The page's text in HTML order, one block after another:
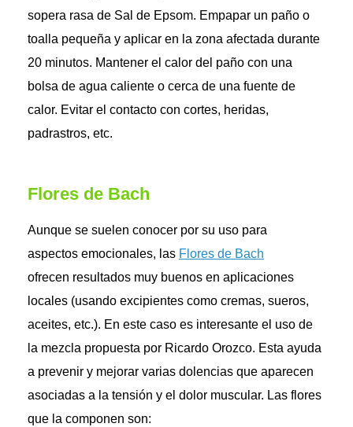
sopera rasa de Sal de Epsom. Empapar un paño o
toalla pequeña y aplicar en la zona afectada durante
20 minutos. Mantener el calor del paño con una
bolsa de agua caliente o cerca de una fuente de
calor. Evitar el contacto con cortes, heridas,
padrastros, etc.
Flores de Bach
Aunque se suelen conocer por su uso para
aspectos emocionales, las Flores de Bach
ofrecen resultados muy buenos en aplicaciones
locales (usando excipientes como cremas, sueros,
aceites, etc.). En este caso es interesante el uso de
la mezcla propuesta por Ricardo Orozco. Esta ayuda
a prevenir y mejorar varias dolencias que aparecen
asociadas a la tensión y el dolor muscular. Las flores
que la componen son: